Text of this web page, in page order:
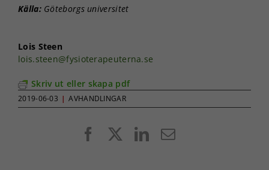
Källa:Göteborgs universitet
Lois Steen
lois.steen@fysioterapeuterna.se
Skriv ut eller skapa pdf
2019-06-03 | AVHANDLINGAR
FacebookLinkedIn
E-